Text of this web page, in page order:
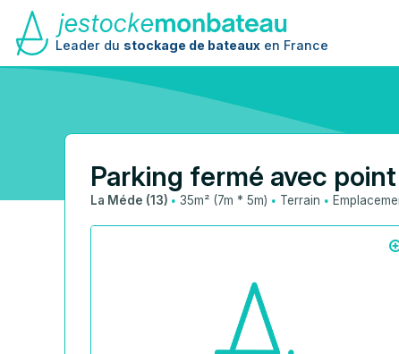
Leader du stockage de bateaux en France
Parking fermé avec
La Méde (13) · 35m² (7m * 5m) · Terrain ·